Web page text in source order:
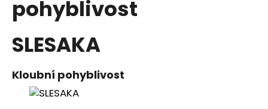
pohyblivost
SLESAKA
Kloubní pohyblivost
a
í
?